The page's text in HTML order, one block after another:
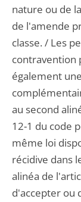
nature ou de
de l'amende
classe. / Les
contravention
également
au second
12-1 du code
même loi
récidive dans
alinéa de
d'accepter ou